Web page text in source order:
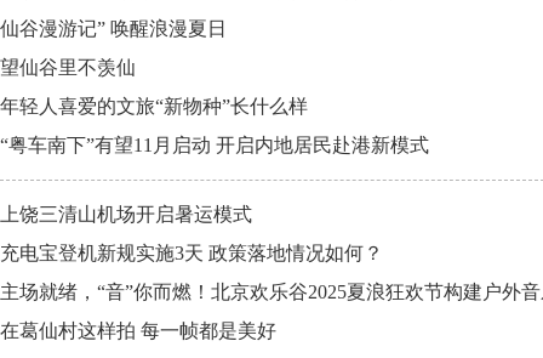
仙谷漫游记” 唤醒浪漫夏日
望仙谷里不羡仙
年轻人喜爱的文旅“新物种”长什么样
“粤车南下”有望11月启动 开启内地居民赴港新模式
上饶三清山机场开启暑运模式
充电宝登机新规实施3天 政策落地情况如何？
主场就绪，“音”你而燃！北京欢乐谷2025夏浪狂欢节构建户外
在葛仙村这样拍 每一帧都是美好